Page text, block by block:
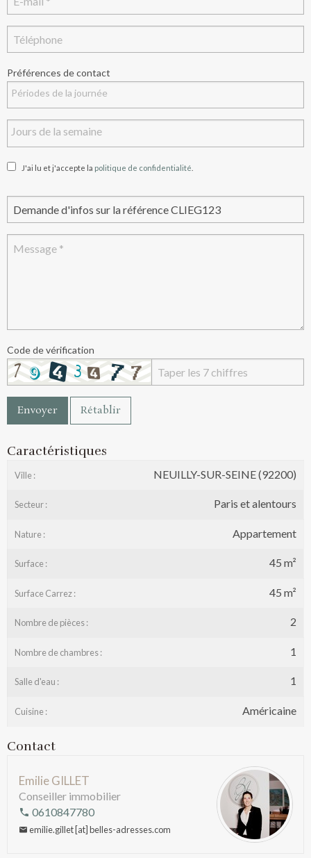
Préférences de contact
J'ai lu et j'accepte la politique de confidentialité
Code de vérification
Envoyer Rétablir
Caractéristiques
Ville : NEUILLY-SUR-SEINE (92200)
Secteur : Paris et alentours
Nature : Appartement
Surface : 45 m²
Surface Carrez : 45 m²
Nombre de pièces : 2
Nombre de chambres : 1
Salle d'eau : 1
Cuisine : Américaine
Contact
Emilie GILLET
Conseiller immobilier
0610847780
emilie.gillet [at] belles-adresses.com